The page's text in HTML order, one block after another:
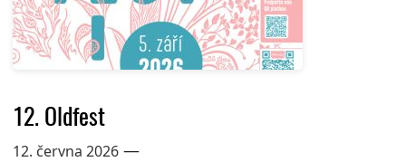
12. Oldfest
12. června 2026—